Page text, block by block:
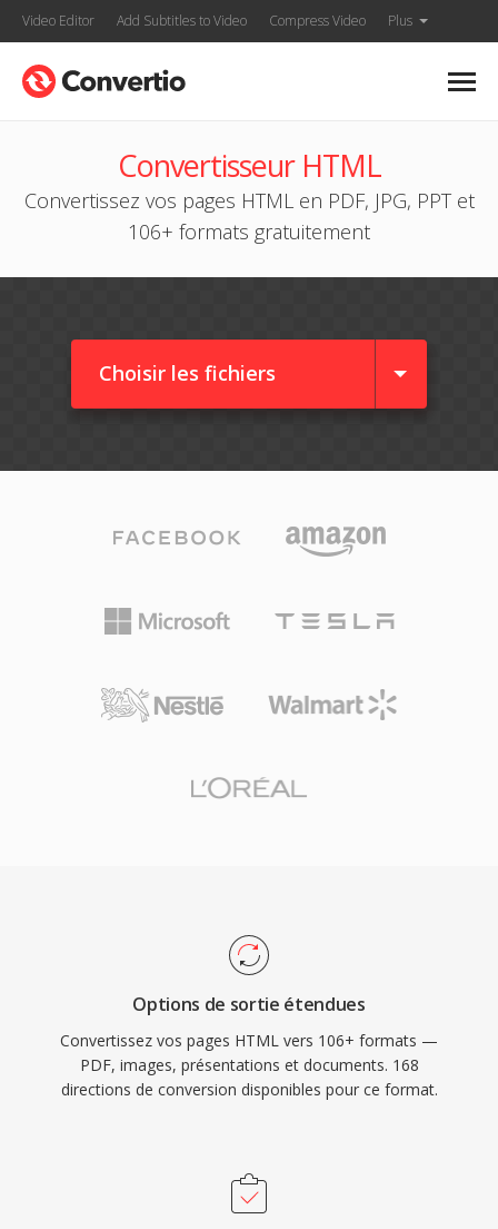
Video Editor Add Subtitles to Video Compress Video Plus
Convertisseur HTML
Convertissez vos pages HTML en PDF, JPG, PPT et
106+ formats gratuitement
Choisir les fichiers
Options de sortie étendues
Convertissez vos pages HTML vers 106+ formats —
PDF, images, présentations et documents. 168
directions de conversion disponibles pour ce format.